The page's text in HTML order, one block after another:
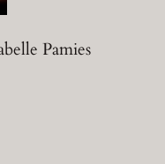
Pamies